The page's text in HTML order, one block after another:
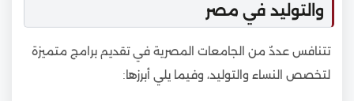
والتوليد في مصر
تتنافس عددٌ من الجامعات المصرية في تقديم برامج متميزة
لتخصص النساء والتوليد، وفيما يلي أبرزها: